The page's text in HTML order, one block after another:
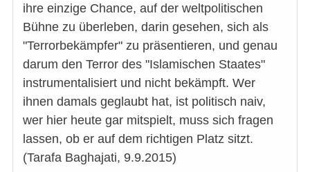
ihre einzige Chance, auf der weltpolitischen
Bühne zu überleben, darin gesehen, sich als
"Terrorbekämpfer" zu präsentieren, und genau
darum den Terror des "Islamischen Staates"
instrumentalisiert und nicht bekämpft. Wer
ihnen damals geglaubt hat, ist politisch naiv,
wer hier heute gar mitspielt, muss sich fragen
lassen, ob er auf dem richtigen Platz sitzt.
(Tarafa Baghajati, 9.9.2015)